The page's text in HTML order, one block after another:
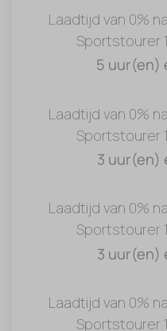
Laadtijd van 0%
Sportstourer
5 uur(en)
Laadtijd van 0%
Sportstourer
3 uur(en)
Laadtijd van 0%
Sportstourer
3 uur(en)
Laadtijd van 0%
Sportstourer